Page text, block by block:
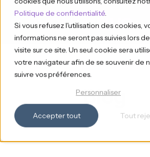
Politique de confidentialité.
Si vous refusez l'utilisation des cookies,
informations ne seront pas suivies lors
visite sur ce site. Un seul cookie sera
votre navigateur afin de se souvenir de
suivre vos préférences.
Personnaliser
Accepter tout Tout
Blog